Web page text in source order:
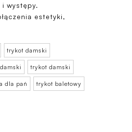
występy.
estetyki,
trykot damski
trykot damski
dla pań trykot baletowy